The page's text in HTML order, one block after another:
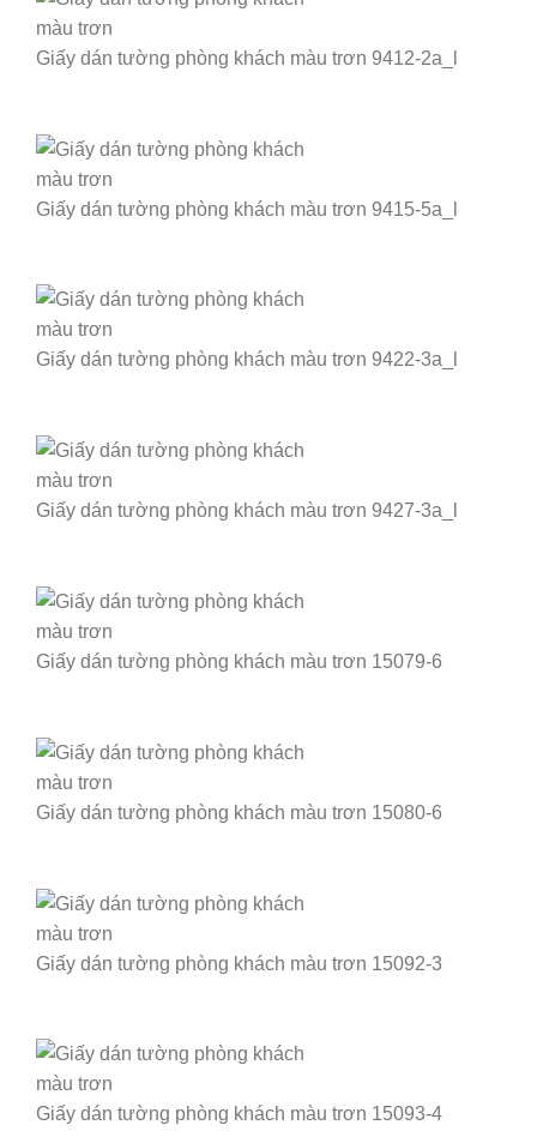
Giấy dán tường phòng khách màu trơn 9412-2a_l
Giấy dán tường phòng khách màu trơn 9415-5a_l
Giấy dán tường phòng khách màu trơn 9422-3a_l
Giấy dán tường phòng khách màu trơn 9427-3a_l
Giấy dán tường phòng khách màu trơn 15079-6
Giấy dán tường phòng khách màu trơn 15080-6
Giấy dán tường phòng khách màu trơn 15092-3
Giấy dán tường phòng khách màu trơn 15093-4